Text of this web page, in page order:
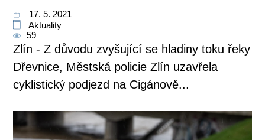
17. 5. 2021
Aktuality
59
Zlín - Z důvodu zvyšující se hladiny toku řeky
Dřevnice, Městská policie Zlín uzavřela
cyklistický podjezd na Cigánově...